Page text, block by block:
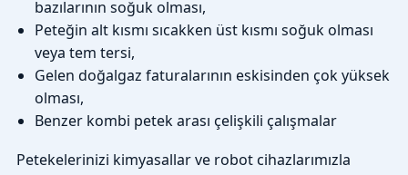
bazılarının soğuk olması,
Peteğin alt kısmı sıcakken üst kısmı soğuk olması
veya tem tersi,
Gelen doğalgaz faturalarının eskisinden çok yüksek
olması,
Benzer kombi petek arası çelişkili çalışmalar
Petekelerinizi kimyasallar ve robot cihazlarımızla